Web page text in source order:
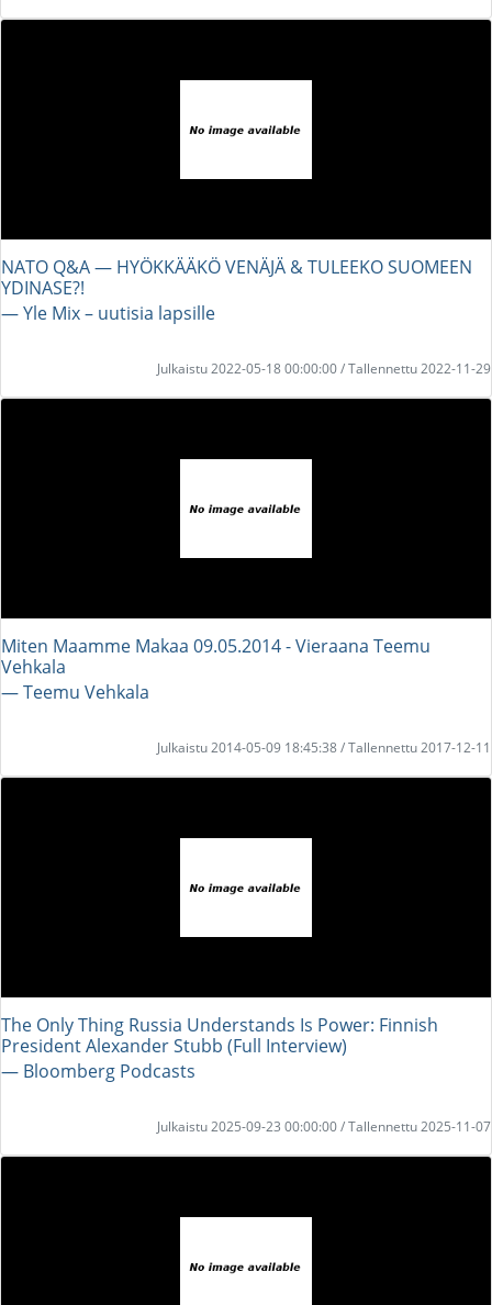
NATO Q&A — HYÖKKÄÄKÖ VENÄJÄ & TULEEKO SUOMEEN
YDINASE?!
― Yle Mix – uutisia lapsille
Julkaistu 2022-05-18 00:00:00 / Tallennettu 2022-11-29
Miten Maamme Makaa 09.05.2014 - Vieraana Teemu
Vehkala
― Teemu Vehkala
Julkaistu 2014-05-09 18:45:38 / Tallennettu 2017-12-11
The Only Thing Russia Understands Is Power: Finnish
President Alexander Stubb (Full Interview)
― Bloomberg Podcasts
Julkaistu 2025-09-23 00:00:00 / Tallennettu 2025-11-07